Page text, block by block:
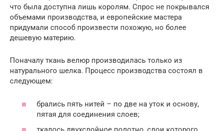
что была доступна лишь королям. Спрос не покрывался
объемами производства, и европейские мастера
придумали способ произвести похожую, но более
дешевую материю.
Поначалу ткань велюр производилась только из
натурального шелка. Процесс производства состоял в
следующем:
брались пять нитей – по две на уток и основу,
пятая для соединения слоев;